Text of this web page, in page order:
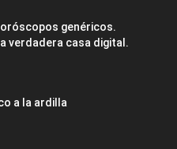
genéricos.
verdadera casa digital.
a la ardilla